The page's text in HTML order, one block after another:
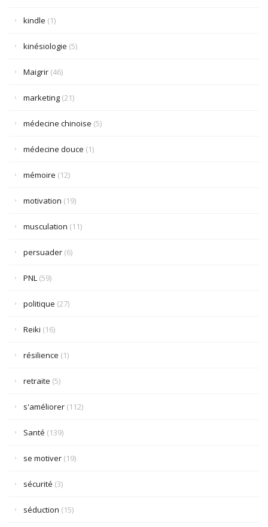
kindle (1)
kinésiologie (5)
Maigrir (46)
marketing (21)
médecine chinoise (5)
médecine douce (1)
mémoire (12)
motivation (19)
musculation (11)
persuader (6)
PNL (59)
politique (27)
Reiki (16)
résilience (1)
retraite (5)
s'améliorer (112)
Santé (139)
se motiver (19)
sécurité (3)
séduction (15)